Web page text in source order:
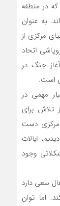
در منطقه
به عنوان
مرکزی از
کاهش و پس از سال ۱۹۹۱ با فروپاشی اتحاد
جنگ در
است.
مهمی در
تلاش برای
دست
ایالات
وجود
سعی دارد
اما توان